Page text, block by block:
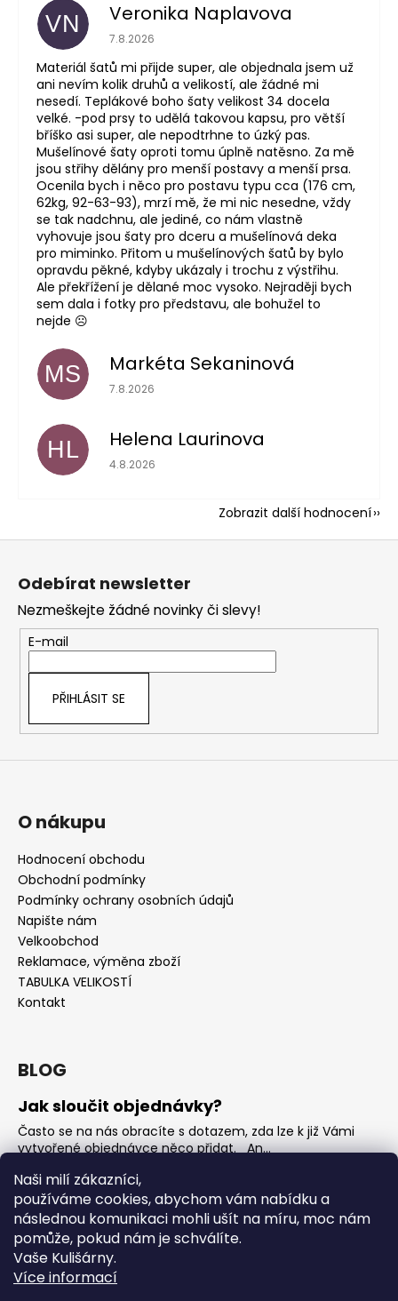
Naši milí zákazníci,
používáme cookies, abychom vám nabídku a
následnou komunikaci mohli ušít na míru, moc nám
pomůže, pokud nám je schválíte.
Vaše Kulišárny.
Více informací
VN Veronika Naplavova
Hodnocení obchodu je 4 z 5 hvězdiček.
7.8.2026
Materiál šatů mi přijde super, ale objednala jsem už
ani nevím kolik druhů a velikostí, ale žádné mi
nesedí. Teplákové boho šaty velikost 34 docela
velké. -pod prsy to udělá takovou kapsu, pro větší
bříško asi super, ale nepodtrhne to úzký pas.
Mušelínové šaty oproti tomu úplně natěsno. Za mě
jsou střihy dělány pro menší postavy a menší prsa.
Ocenila bych i něco pro postavu typu cca (176 cm,
62kg, 92-63-93), mrzí mě, že mi nic nesedne, vždy
se tak nadchnu, ale jediné, co nám vlastně
vyhovuje jsou šaty pro dceru a mušelínová deka
pro miminko. Přitom u mušelínových šatů by bylo
opravdu pěkné, kdyby ukázaly i trochu z výstřihu.
Ale překřížení je dělané moc vysoko. Nejraději bych
sem dala i fotky pro představu, ale bohužel to
nejde ☹️
MS Markéta Sekaninová
Hodnocení obchodu je 5 z 5 hvězdiček.
7.8.2026
HL Helena Laurinova
Hodnocení obchodu je 5 z 5 hvězdiček.
4.8.2026
Zobrazit další hodnocení
Z
Odebírat newsletter
Nezmeškejte žádné novinky či slevy!
E-mail
PŘIHLÁSIT SE
O nákupu
Hodnocení obchodu
Obchodní podmínky
Podmínky ochrany osobních údajů
Napište nám
Velkoobchod
Reklamace, výměna zboží
TABULKA VELIKOSTÍ
Kontakt
BLOG
Jak sloučit objednávky?
Často se na nás obracíte s dotazem, zda lze k již Vámi
vytvořené objednávce něco přidat. An...
Jak vybrat rostoucí overal na jaro?
Nejčastější otázka, kterou od Vás teď dostáváme je, jak
vybrat rostoucí overal na nadcházející jarní...
OVERALY jaké jsou mezi nimi rozdíly
Overaly jsou velmi oblíbeným kouskem. Snadno se
oblékají, nevykasávají se a přebalování je hračka. ...